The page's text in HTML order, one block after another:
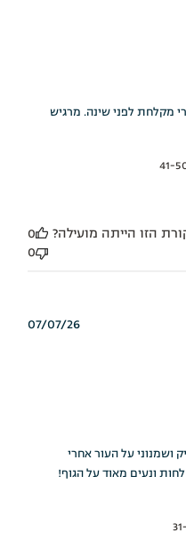
מקלחת לפני שינה. מרגיש
41-
הזו הייתה מועילה?
0
0
ושמנוני על העור אחרי
ונעים מאוד על הגוף!
תאריך
07/07/26